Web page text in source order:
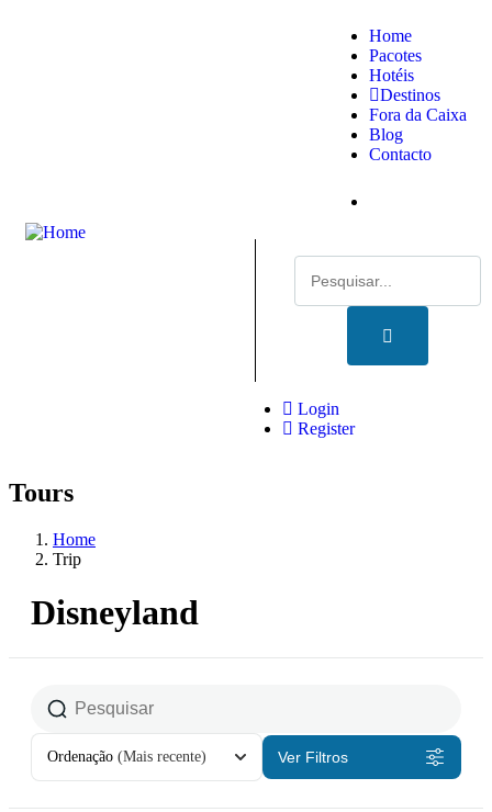
Home
Pacotes
Hotéis
Destinos
Fora da Caixa
Blog
Contacto
Login
Register
Tours
Home
Trip
Disneyland
Ordenação (Mais recente) Ver Filtros